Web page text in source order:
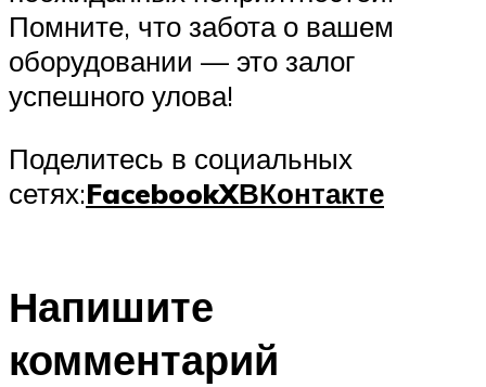
Помните, что забота о вашем
оборудовании — это залог
успешного улова!
Поделитесь в социальных
сетях:FacebookXВКонтакте
Напишите
комментарий